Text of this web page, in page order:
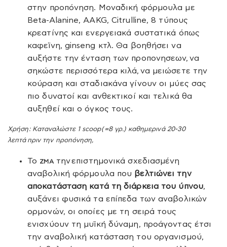
στην προπόνηση. Μοναδική φόρμουλα με
Beta-Alanine, AAKG, Citrulline, 8 τύπους
κρεατίνης και ενεργειακά συστατικά όπως
καφεϊνη, ginseng κτλ. Θα βοηθήσει να
αυξήστε την ένταση των προπονησεων, να
σηκώστε περισσότερα κιλά, να μειώσετε την
κούραση και σταδιακάνα γίνουν οι μύες σας
πιο δυνατοί και ανθεκτικοί και τελικά θα
αυξηθεί και ο όγκος τους.
Χρήση: Καταναλώστε 1 scoop( =8 γρ.) καθημερινά 20-30
λεπτά πριν την προπόνηση,
Το ZMA την επιστημονικά σχεδιασμένη
αναβολική φόρμουλα που βελτιώνει την
αποκατάσταση κατά τη διάρκεια του ύπνου,
αυξάνει φυσικά τα επίπεδα των αναβολικών
ορμονών, οι οποίες με τη σειρά τους
ενισχύουν τη μυϊκή δύναμη, προάγοντας έτσι
την αναβολική κατάσταση του οργανισμού,